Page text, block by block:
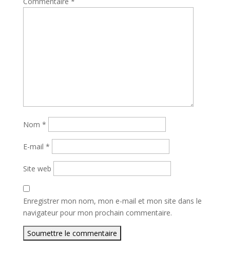
Nom *
E-mail *
Site web
Enregistrer mon nom, mon e-mail et mon site dans le
navigateur pour mon prochain commentaire.
Soumettre le commentaire